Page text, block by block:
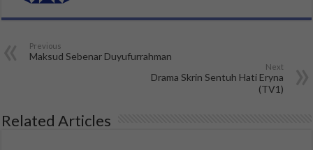
Previous
Maksud Sebenar Duyufurrahman
Next
Drama Skrin Sentuh Hati Eryna
(TV1)
Related Articles